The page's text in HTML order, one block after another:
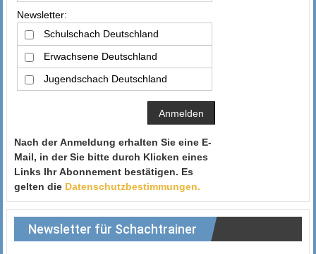
Newsletter:
Schulschach Deutschland
Erwachsene Deutschland
Jugendschach Deutschland
Nach der Anmeldung erhalten Sie eine E-
Mail, in der Sie bitte durch Klicken eines
Links Ihr Abonnement bestätigen. Es
gelten die Datenschutzbestimmungen.
Newsletter für Schachtrainer